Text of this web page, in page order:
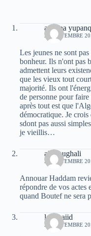
atuelpa
20 SEPTEMBRE
Les jeunes ne sont
bonheur. Ils n'ont pas
admettent leurs
que les vieux tout
majorité. Ils ont
de personne pour
après tout est que
démocratique. Je crois
sdont pas aussi
je vieillis…
ali Foughali
20 SEPTEMBRE
Annouar Haddam
répondre de vos actes
quand Boutef ne sera
laid baiid
21 SEPTEMBRE